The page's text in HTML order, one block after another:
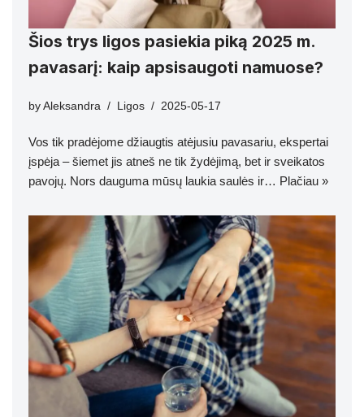
Šios trys ligos pasiekia piką 2025 m.
pavasarį: kaip apsisaugoti namuose?
by Aleksandra Ligos 2025-05-17
Vos tik pradėjome džiaugtis atėjusiu pavasariu, ekspertai
įspėja – šiemet jis atneš ne tik žydėjimą, bet ir sveikatos
pavojų. Nors dauguma mūsų laukia saulės ir… Plačiau »